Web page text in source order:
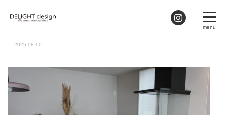
2025-08-10